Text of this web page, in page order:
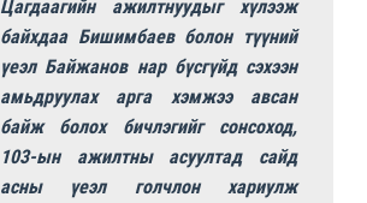
Цагдаагийн ажилтнуудыг хүлээж
байхдаа Бишимбаев болон түүний
үеэл Байжанов нар бүсгүйд сэхээн
амьдруулах арга хэмжээ авсан
байж болох бичлэгийг сонсоход,
103-ын ажилтны асуултад сайд
асны үеэл голчлон хариулж